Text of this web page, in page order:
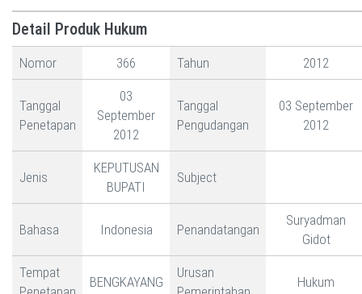
Detail Produk Hukum
Nomor 366 Tahun 2012
Tanggal
Penetapan
03
September
2012
Tanggal
Pengudangan
03 September
2012
Jenis
KEPUTUSAN
BUPATI
Subject
Bahasa Indonesia Penandatangan
Suryadman
Gidot
Tempat
BENGKAYANG
Urusan
Hukum